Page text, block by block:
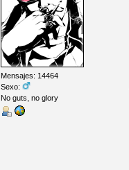
Mensajes: 14464
Sexo:
No guts, no glory